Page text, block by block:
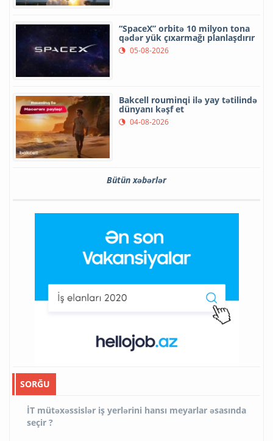
“SpaceX” orbitə 10 milyon tona
qədər yük çıxarmağı planlaşdırır
05-08-2026
Bakcell rouminqi ilə yay tətilində
dünyanı kəşf et
04-08-2026
Bütün xəbərlər
SORĞU
İT mütəxəssislər iş yerlərini hansı meyarlar əsasında
seçir ?